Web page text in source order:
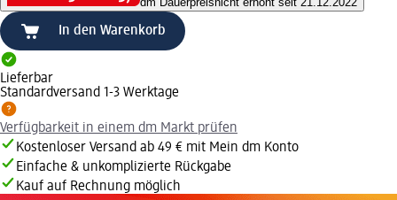
In den Warenkorb
Lieferbar
Standardversand 1-3 Werktage
Verfügbarkeit in einem dm Markt prüfen
Kostenloser Versand ab 49 € mit Mein dm Konto
Einfache & unkomplizierte Rückgabe
Kauf auf Rechnung möglich